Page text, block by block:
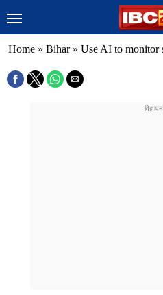
Home » Bihar» Use AI to monitor